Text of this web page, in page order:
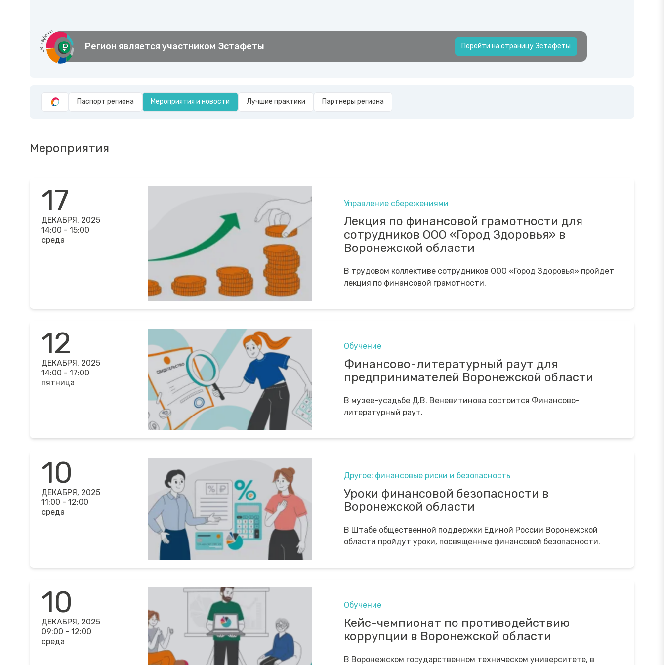
Регион является участником Эстафеты Перейти на страницу Эстафеты
Паспорт региона Мероприятия и новости Лучшие практики Партнеры региона
Мероприятия
17
ДЕКАБРЯ, 2025
14:00 - 15:00
среда
Управление сбережениями
Лекция по финансовой грамотности для
сотрудников ООО «Город Здоровья» в
Воронежской области
В трудовом коллективе сотрудников ООО «Город Здоровья» пройдет
лекция по финансовой грамотности.
12
ДЕКАБРЯ, 2025
14:00 - 17:00
пятница
Обучение
Финансово-литературный раут для
предпринимателей Воронежской области
В музее-усадьбе Д.В. Веневитинова состоится Финансово-
литературный раут.
10
ДЕКАБРЯ, 2025
11:00 - 12:00
среда
Другое: финансовые риски и безопасность
Уроки финансовой безопасности в
Воронежской области
В Штабе общественной поддержки Единой России Воронежской
области пройдут уроки, посвященные финансовой безопасности.
10
ДЕКАБРЯ, 2025
09:00 - 12:00
среда
Обучение
Кейс-чемпионат по противодействию
коррупции в Воронежской области
В Воронежском государственном техническом университете, в